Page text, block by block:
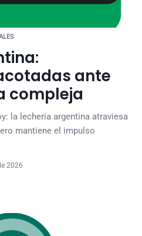
ante
compleja
la lechería argentina atraviesa
mantiene el impulso
2026